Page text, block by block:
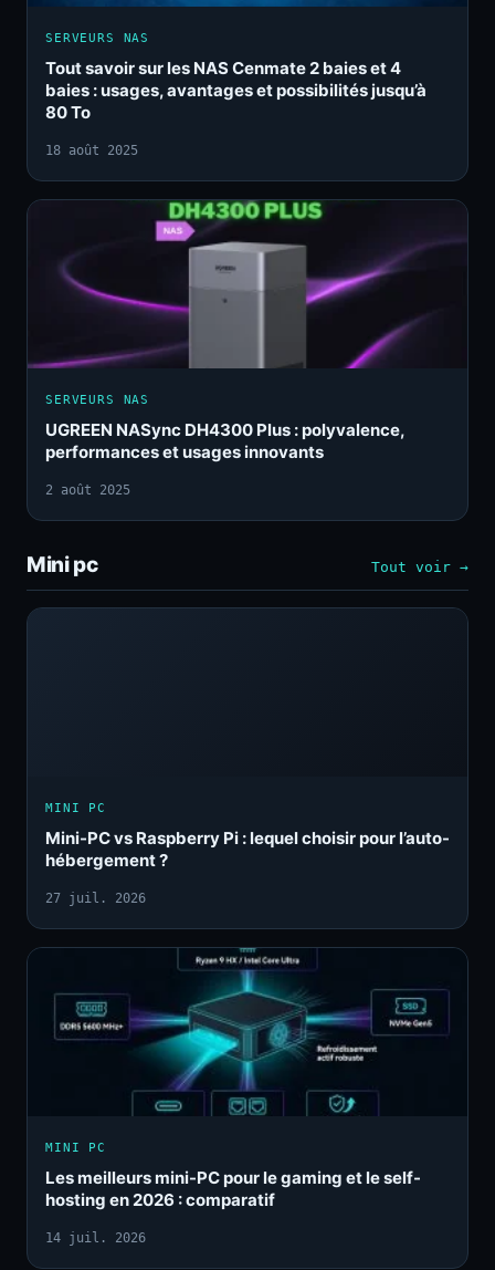
SERVEURS NAS
Tout savoir sur les NAS Cenmate 2 baies et 4
baies : usages, avantages et possibilités jusqu’à
80 To
18 août 2025
SERVEURS NAS
UGREEN NASync DH4300 Plus : polyvalence,
performances et usages innovants
2 août 2025
Mini pc Tout voir →
MINI PC
Mini-PC vs Raspberry Pi : lequel choisir pour l’auto-
hébergement ?
27 juil. 2026
MINI PC
Les meilleurs mini-PC pour le gaming et le self-
hosting en 2026 : comparatif
14 juil. 2026